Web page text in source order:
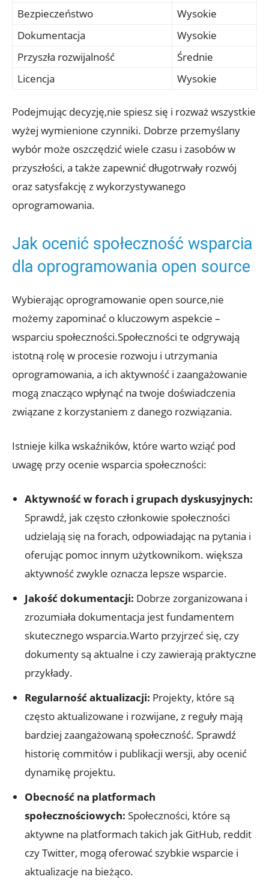
Bezpieczeństwo
Wysokie
Dokumentacja
Wysokie
Przyszła rozwijalność
Średnie
Licencja
Wysokie
Podejmując decyzję,nie spiesz się i rozważ wszystkie
wyżej wymienione czynniki. Dobrze przemyślany
wybór może oszczędzić wiele czasu i zasobów w
przyszłości, a także zapewnić długotrwały rozwój
oraz satysfakcję z wykorzystywanego
oprogramowania.
Jak ocenić społeczność wsparcia
dla oprogramowania open source
Wybierając oprogramowanie open source,nie
możemy zapominać o kluczowym aspekcie –
wsparciu społeczności.Społeczności te odgrywają
istotną rolę w procesie rozwoju i utrzymania
oprogramowania, a ich aktywność i zaangażowanie
mogą znacząco wpłynąć na twoje doświadczenia
związane z korzystaniem z danego rozwiązania.
Istnieje kilka wskaźników, które warto wziąć pod
uwagę przy ocenie wsparcia społeczności:
Aktywność w forach i grupach dyskusyjnych:
Sprawdź, jak często członkowie społeczności
udzielają się na forach, odpowiadając na pytania i
oferując pomoc innym użytkownikom. większa
aktywność zwykle oznacza lepsze wsparcie.
Jakość dokumentacji: Dobrze zorganizowana i
zrozumiała dokumentacja jest fundamentem
skutecznego wsparcia.Warto przyjrzeć się, czy
dokumenty są aktualne i czy zawierają praktyczne
przykłady.
Regularność aktualizacji: Projekty, które są
często aktualizowane i rozwijane, z reguły mają
bardziej zaangażowaną społeczność. Sprawdź
historię commitów i publikacji wersji, aby ocenić
dynamikę projektu.
Obecność na platformach
społecznościowych: Społeczności, które są
aktywne na platformach takich jak GitHub, reddit
czy Twitter, mogą oferować szybkie wsparcie i
aktualizacje na bieżąco.